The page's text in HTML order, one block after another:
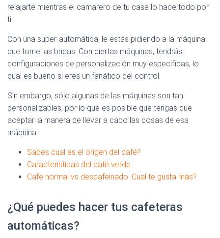
relajarte mientras el camarero de tu casa lo hace todo por
ti.
Con una super-automática, le estás pidiendo a la máquina
que tome las bridas. Con ciertas máquinas, tendrás
configuraciones de personalización muy específicas, lo
cual es bueno si eres un fanático del control.
Sin embargo, sólo algunas de las máquinas son tan
personalizables, por lo que es posible que tengas que
aceptar la manera de llevar a cabo las cosas de esa
máquina.
Sabes cual es el origen del café?
Características del café verde
Café normal vs descafeinado. Cual te gusta más?
¿Qué puedes hacer tus cafeteras
automáticas?